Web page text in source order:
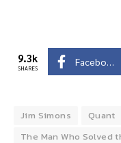
9.3k
SHARES
Facebook
Jim Simons Quant
The Man Who Solved